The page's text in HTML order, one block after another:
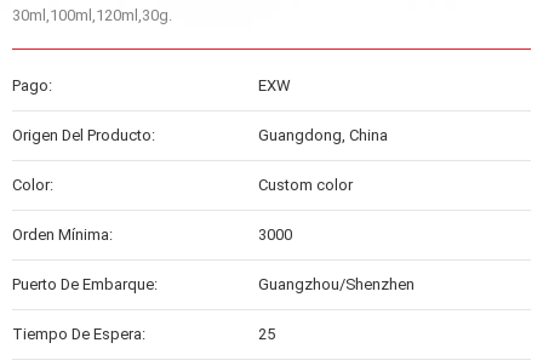
30ml,100ml,120ml,30g.
Pago: EXW
Origen Del Producto: Guangdong, China
Color: Custom color
Orden Mínima: 3000
Puerto De Embarque: Guangzhou/Shenzhen
Tiempo De Espera: 25